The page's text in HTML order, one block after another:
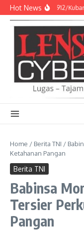
Lewati ke konten
Hot NewsKodim 0912/Kubar
Home / Berita TNI /
Ketahanan Pangan
Berita TNI
Babinsa
Tersier
Pangan